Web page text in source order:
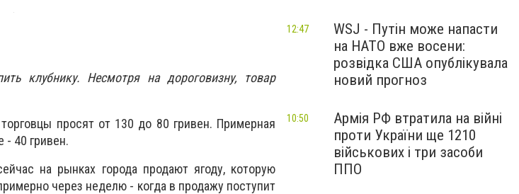
клубнику. Несмотря на дороговизну, товар
просят от 130 до 80 гривен. Примерная
- 40 гривен.
на рынках города продают ягоду, которую
через неделю - когда в продажу поступит
WSJ - Путін може напасти
на НАТО вже восени:
розвідка США опублікувала
новий прогноз
12:47
Армія РФ втратила на війні
проти України ще 1210
військових і три засоби
ППО
10:50